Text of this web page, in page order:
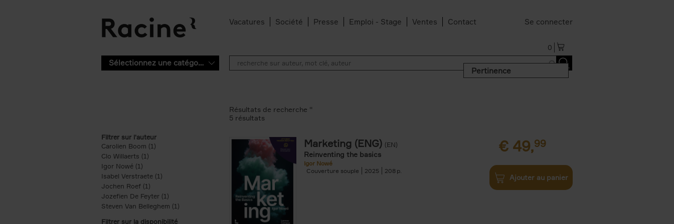
Vacatures Société Presse Emploi - Stage Ventes Contact Se connecter
0
Sélectionnez une catégorie
Pertinence
Filtrer sur l'auteur
Carolien Boom (1)
Clo Willaerts (1)
Igor Nowé (1)
Isabel Verstraete (1) Apply Isabel Verstraete filter
Jochen Roef (1)
Jozefien De Feyter (1) Apply Jozefien De Feyter filter
Steven Van Belleghem (1) Apply Steven Van Belleghem filter
Filtrer sur la disponibilité
Résultats de recherche ''
5 résultats
Marketing (ENG) (EN)
Reinventing the basics
Igor Nowé
Couverture souple
2025 208
€ 49,99
Ajouter au panier